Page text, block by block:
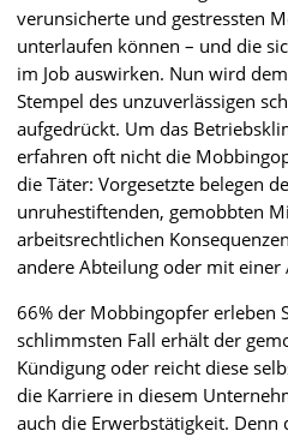
verunsicherte und gestressten
unterlaufen können – und die
im Job auswirken. Nun wird
Stempel des unzuverlässigen
aufgedrückt. Um das
erfahren oft nicht die
die Täter: Vorgesetzte belegen
unruhestiftenden, gemobbten
arbeitsrechtlichen
andere Abteilung oder mit einer
66% der Mobbingopfer erleben
schlimmsten Fall erhält der
Kündigung oder reicht diese
die Karriere in diesem
auch die Erwerbstätigkeit. Denn